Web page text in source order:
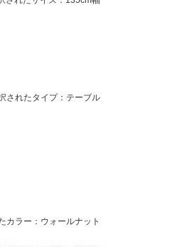
されたタイプ：テーブル
カラー：ウォールナット